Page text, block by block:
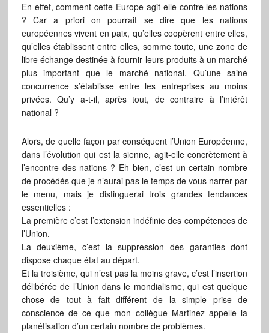
En effet, comment cette Europe agit-elle contre les nations
? Car a priori on pourrait se dire que les nations
européennes vivent en paix, qu’elles coopèrent entre elles,
qu’elles établissent entre elles, somme toute, une zone de
libre échange destinée à fournir leurs produits à un marché
plus important que le marché national. Qu’une saine
concurrence s’établisse entre les entreprises au moins
privées. Qu’y a-t-il, après tout, de contraire à l’intérêt
national ?
Alors, de quelle façon par conséquent l’Union Européenne,
dans l’évolution qui est la sienne, agit-elle concrètement à
l’encontre des nations ? Eh bien, c’est un certain nombre
de procédés que je n’aurai pas le temps de vous narrer par
le menu, mais je distinguerai trois grandes tendances
essentielles :
La première c’est l’extension indéfinie des compétences de
l’Union.
La deuxième, c’est la suppression des garanties dont
dispose chaque état au départ.
Et la troisième, qui n’est pas la moins grave, c’est l’insertion
délibérée de l’Union dans le mondialisme, qui est quelque
chose de tout à fait différent de la simple prise de
conscience de ce que mon collègue Martinez appelle la
planétisation d’un certain nombre de problèmes.